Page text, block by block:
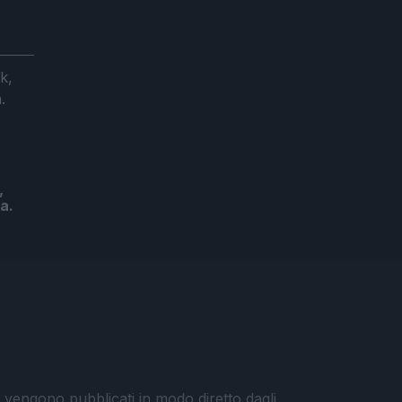
pubblicati in modo diretto dagli